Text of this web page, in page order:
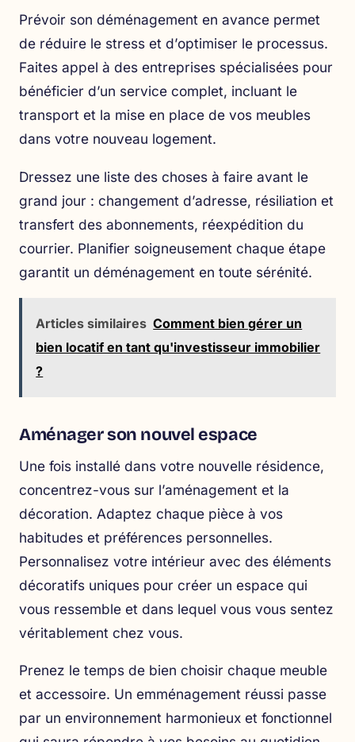
Prévoir son déménagement en avance permet
de réduire le stress et d’optimiser le processus.
Faites appel à des entreprises spécialisées pour
bénéficier d’un service complet, incluant le
transport et la mise en place de vos meubles
dans votre nouveau logement.
Dressez une liste des choses à faire avant le
grand jour : changement d’adresse, résiliation et
transfert des abonnements, réexpédition du
courrier. Planifier soigneusement chaque étape
garantit un déménagement en toute sérénité.
Articles similaires Comment bien gérer un
bien locatif en tant qu'investisseur immobilier
?
Aménager son nouvel espace
Une fois installé dans votre nouvelle résidence,
concentrez-vous sur l’aménagement et la
décoration. Adaptez chaque pièce à vos
habitudes et préférences personnelles.
Personnalisez votre intérieur avec des éléments
décoratifs uniques pour créer un espace qui
vous ressemble et dans lequel vous vous sentez
véritablement chez vous.
Prenez le temps de bien choisir chaque meuble
et accessoire. Un emménagement réussi passe
par un environnement harmonieux et fonctionnel